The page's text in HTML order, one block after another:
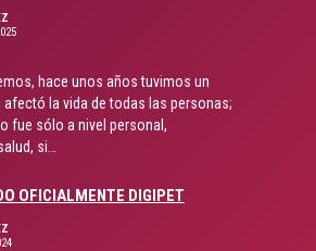
hace unos años tuvimos un
la vida de todas las personas;
fue sólo a nivel personal,
si…
OFICIALMENTE DIGIPET